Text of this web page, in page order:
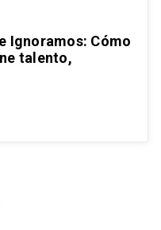
Ignoramos: Cómo
talento,